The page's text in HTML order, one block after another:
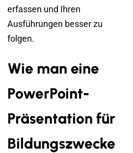
erfassen und Ihren
Ausführungen besser zu
folgen.
Wie man eine
PowerPoint-
Präsentation für
Bildungszwecke